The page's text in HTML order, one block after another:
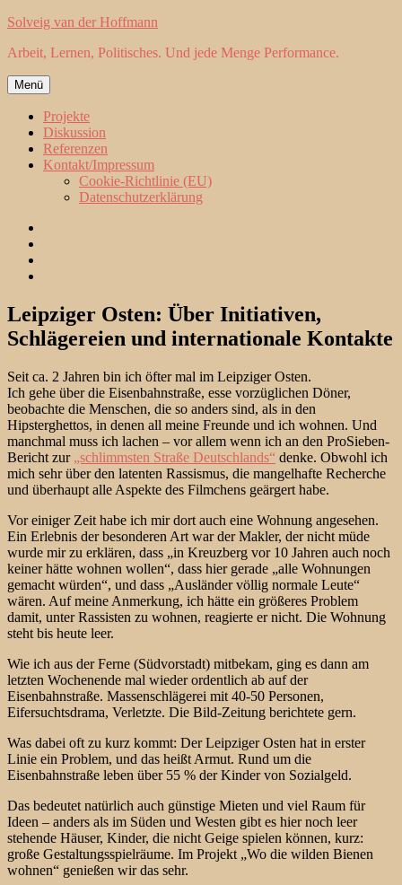
Zum
springen
Solveig van der Hoffmann
Arbeit, Lernen, Politisches. Und jede Menge Performance.
Menü
Projekte
Diskussion
Referenzen
Kontakt/Impressum
Cookie-Richtlinie (EU)
Datenschutzerklärung
Leipziger Osten: Über Initiativen,
Schlägereien und internationale Kontakte
Seit ca. 2 Jahren bin ich öfter mal im Leipziger Osten.
Ich gehe über die Eisenbahnstraße, esse vorzüglichen Döner,
beobachte die Menschen, die so anders sind, als in den
Hipsterghettos, in denen all meine Freunde und ich wohnen. Und
manchmal muss ich lachen – vor allem wenn ich an den ProSieben-
Bericht zur „schlimmsten Straße Deutschlands“ denke. Obwohl ich
mich sehr über den latenten Rassismus, die mangelhafte Recherche
und überhaupt alle Aspekte des Filmchens geärgert habe.
Vor einiger Zeit habe ich mir dort auch eine Wohnung angesehen.
Ein Erlebnis der besonderen Art war der Makler, der nicht müde
wurde mir zu erklären, dass „in Kreuzberg vor 10 Jahren auch noch
keiner hätte wohnen wollen“, dass hier gerade „alle Wohnungen
gemacht würden“, und dass „Ausländer völlig normale Leute“
wären. Auf meine Anmerkung, ich hätte ein größeres Problem
damit, unter Rassisten zu wohnen, reagierte er nicht. Die Wohnung
steht bis heute leer.
Wie ich aus der Ferne (Südvorstadt) mitbekam, ging es dann am
letzten Wochenende mal wieder ordentlich ab auf der
Eisenbahnstraße. Massenschlägerei mit 40-50 Personen,
Eifersuchtsdrama, Verletzte. Die Bild-Zeitung berichtete gern.
Was dabei oft zu kurz kommt: Der Leipziger Osten hat in erster
Linie ein Problem, und das heißt Armut. Rund um die
Eisenbahnstraße leben über 55 % der Kinder von Sozialgeld.
Das bedeutet natürlich auch günstige Mieten und viel Raum für
Ideen – anders als im Süden und Westen gibt es hier noch leer
stehende Häuser, Kinder, die nicht Geige spielen können, kurz:
große Gestaltungsspielräume. Im Projekt „Wo die wilden Bienen
wohnen“ genießen wir das sehr.